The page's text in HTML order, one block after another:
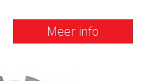
Meer info